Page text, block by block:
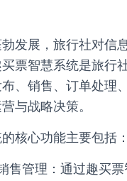
发展，旅行社对信
票智慧系统是旅行
、销售、订单处理
与战略决策。
核心功能主要包括：
售管理：通过趣买